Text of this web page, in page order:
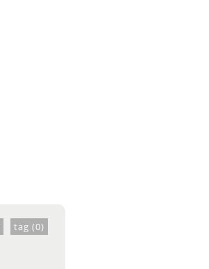
tag (0)